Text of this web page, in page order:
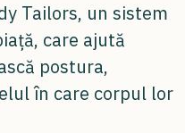
Tailors, un sistem
care ajută
postura,
în care corpul lor